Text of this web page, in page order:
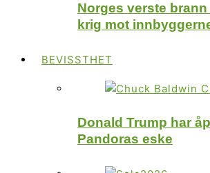
Norges verste
krig mot
BEVISSTHET
Donald Trump har
Pandoras eske